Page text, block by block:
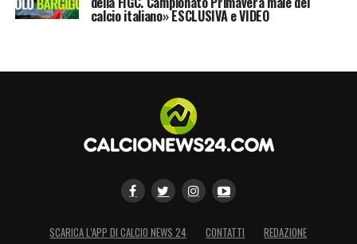
calcio italiano» ESCLUSIVA e VIDEO
SCARICA L’APP DI CALCIO NEWS 24 CONTATTI
REDAZIONE